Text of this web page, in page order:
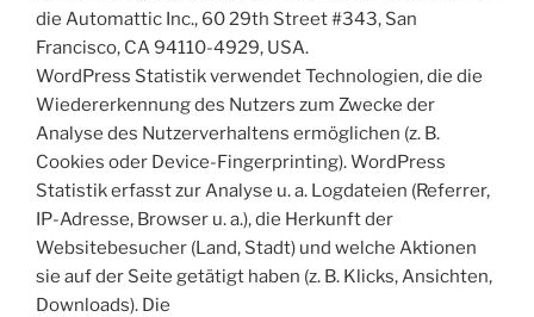
die Automattic Inc., 60 29th Street #343, San
Francisco, CA 94110-4929, USA.
WordPress Statistik verwendet Technologien, die die
Wiedererkennung des Nutzers zum Zwecke der
Analyse des Nutzerverhaltens ermöglichen (z. B.
Cookies oder Device-Fingerprinting). WordPress
Statistik erfasst zur Analyse u. a. Logdateien (Referrer,
IP-Adresse, Browser u. a.), die Herkunft der
Websitebesucher (Land, Stadt) und welche Aktionen
sie auf der Seite getätigt haben (z. B. Klicks, Ansichten,
Downloads). Die